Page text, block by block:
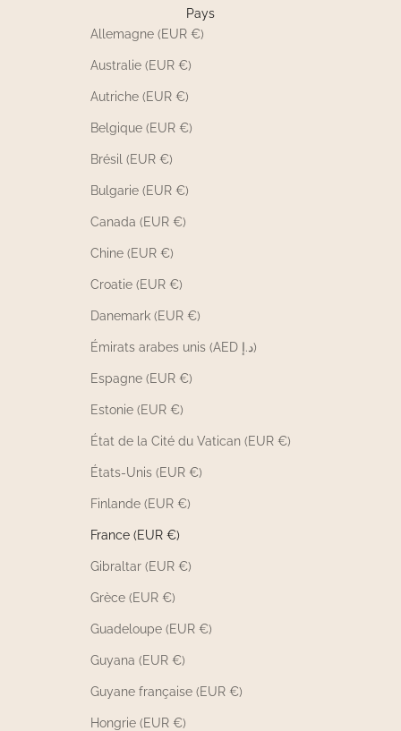
Pays
Allemagne (EUR €)
Australie (EUR €)
Autriche (EUR €)
Belgique (EUR €)
Brésil (EUR €)
Bulgarie (EUR €)
Canada (EUR €)
Chine (EUR €)
Croatie (EUR €)
Danemark (EUR €)
Émirats arabes unis (AED د.إ)
Espagne (EUR €)
Estonie (EUR €)
État de la Cité du Vatican (EUR €)
États-Unis (EUR €)
Finlande (EUR €)
France (EUR €)
Gibraltar (EUR €)
Grèce (EUR €)
Guadeloupe (EUR €)
Guyana (EUR €)
Guyane française (EUR €)
Hongrie (EUR €)